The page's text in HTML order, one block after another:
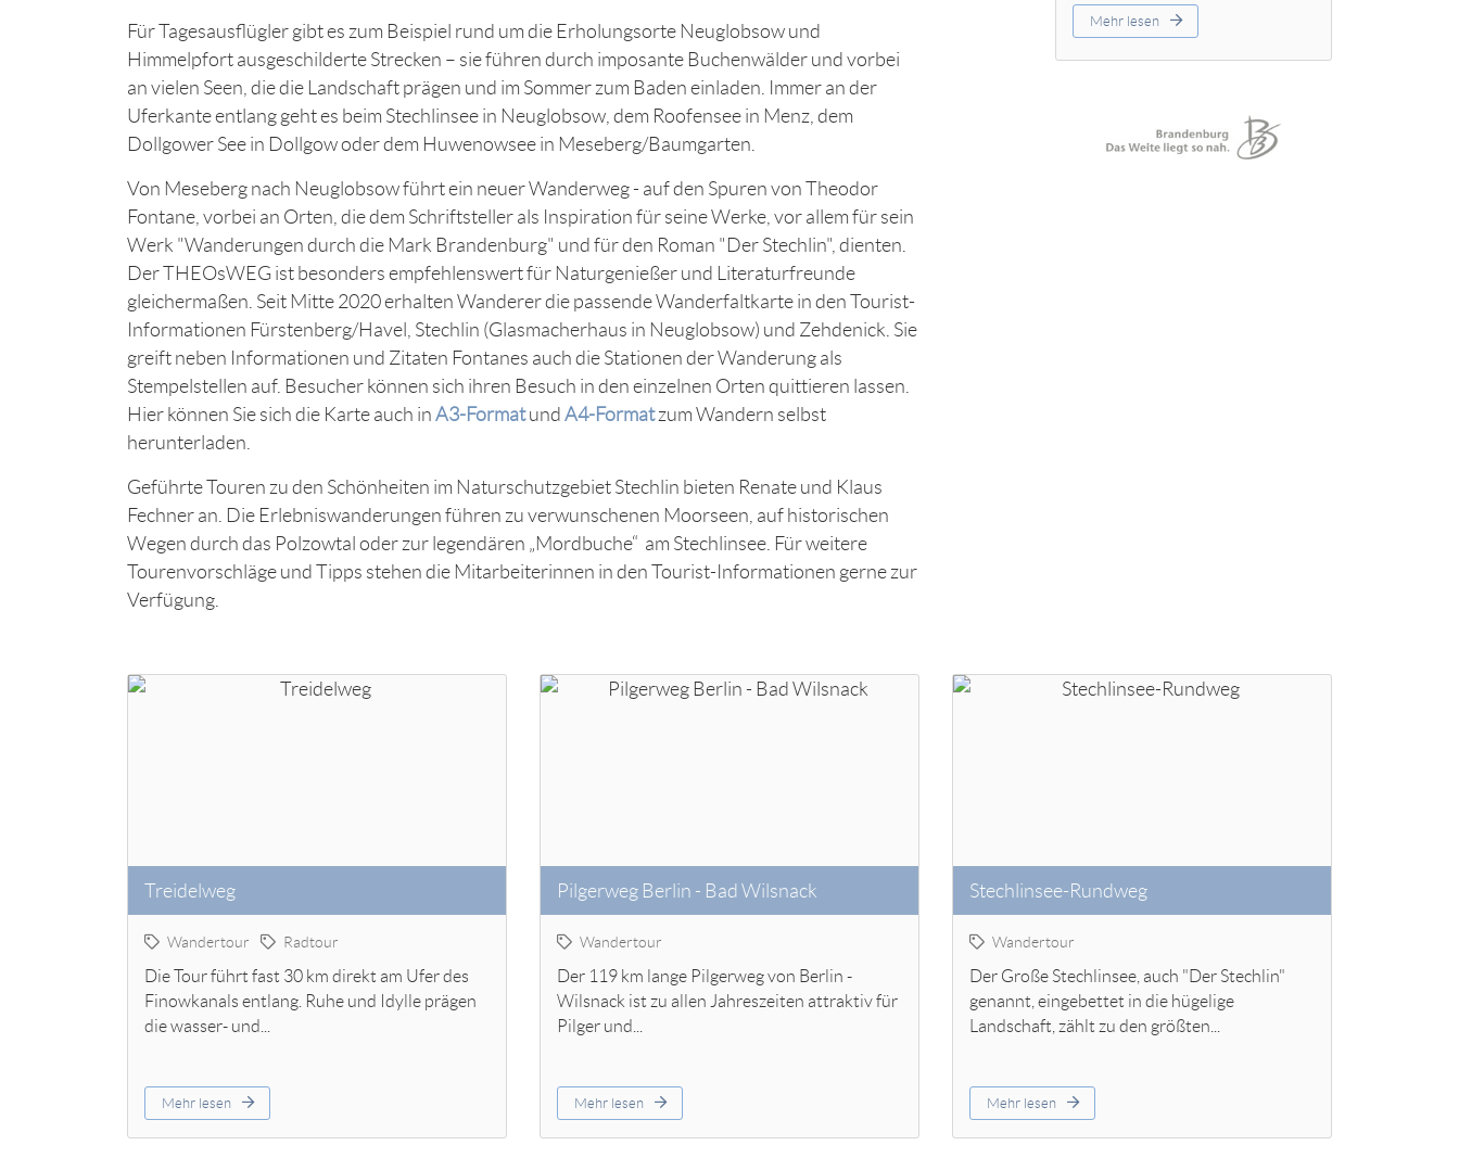
Für Tagesausflügler gibt es zum Beispiel rund um die Erholungsorte Neuglobsow und
Himmelpfort ausgeschilderte Strecken – sie führen durch imposante Buchenwälder und vorbei
an vielen Seen, die die Landschaft prägen und im Sommer zum Baden einladen. Immer an der
Uferkante entlang geht es beim Stechlinsee in Neuglobsow, dem Roofensee in Menz, dem
Dollgower See in Dollgow oder dem Huwenowsee in Meseberg/Baumgarten.
Von Meseberg nach Neuglobsow führt ein neuer Wanderweg - auf den Spuren von Theodor
Fontane, vorbei an Orten, die dem Schriftsteller als Inspiration für seine Werke, vor allem für sein
Werk "Wanderungen durch die Mark Brandenburg" und für den Roman "Der Stechlin", dienten.
Der THEOsWEG ist besonders empfehlenswert für Naturgenießer und Literaturfreunde
gleichermaßen. Seit Mitte 2020 erhalten Wanderer die passende Wanderfaltkarte in den Tourist-
Informationen Fürstenberg/Havel, Stechlin (Glasmacherhaus in Neuglobsow) und Zehdenick. Sie
greift neben Informationen und Zitaten Fontanes auch die Stationen der Wanderung als
Stempelstellen auf. Besucher können sich ihren Besuch in den einzelnen Orten quittieren lassen.
Hier können Sie sich die Karte auch in A3-Formatund A4-Formatzum Wandern selbst
herunterladen.
Geführte Touren zu den Schönheiten im Naturschutzgebiet Stechlin bieten Renate und Klaus
Fechner an. Die Erlebniswanderungen führen zu verwunschenen Moorseen, auf historischen
Wegen durch das Polzowtal oder zur legendären „Mordbuche“ am Stechlinsee. Für weitere
Tourenvorschläge und Tipps stehen die Mitarbeiterinnen in den Tourist-Informationen gerne zur
Verfügung.
Mehr lesen
Treidelweg
Wandertour Radtour
Die Tour führt fast 30 km direkt am Ufer des
Finowkanals entlang. Ruhe und Idylle prägen
die wasser- und...
Mehr lesen
Pilgerweg Berlin - Bad Wilsnack
Wandertour
Der 119 km lange Pilgerweg von Berlin -
Wilsnack ist zu allen Jahreszeiten attraktiv für
Pilger und...
Mehr lesen
Stechlinsee-Rundweg
Wandertour
Der Große Stechlinsee, auch "Der Stechlin"
genannt, eingebettet in die hügelige
Landschaft, zählt zu den größten...
Mehr lesen